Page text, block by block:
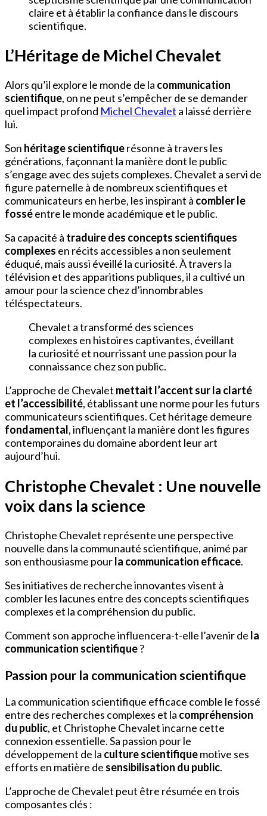
claire et à établir la confiance dans le discours
scientifique.
L’Héritage de Michel Chevalet
Alors qu’il explore le monde de la communication
scientifique, on ne peut s’empêcher de se demander
quel impact profond Michel Chevalet a laissé derrière
lui.
Son héritage scientifiquerésonne à travers les
générations, façonnant la manière dont le public
s’engage avec des sujets complexes. Chevalet a servi de
figure paternelle à de nombreux scientifiques et
communicateurs en herbe, les inspirant à combler le
fosséentre le monde académique et le public.
Sa capacité à traduire des concepts scientifiques
complexes en récits accessibles a non seulement
éduqué, mais aussi éveillé la curiosité. À travers la
télévision et des apparitions publiques, il a cultivé un
amour pour la science chez d’innombrables
téléspectateurs.
Chevalet a transformé des sciences
complexes en histoires captivantes, éveillant
la curiosité et nourrissant une passion pour la
connaissance chez son public.
L’approche de Chevalet mettait l’accent sur la clarté
et l’accessibilité, établissant une norme pour les futurs
communicateurs scientifiques. Cet héritage demeure
fondamental, influençant la manière dont les figures
contemporaines du domaine abordent leur art
aujourd’hui.
Christophe Chevalet : Une nouvelle
voix dans la science
Christophe Chevalet représente une perspective
nouvelle dans la communauté scientifique, animé par
son enthousiasme pourla communication efficace.
Ses initiatives de recherche innovantes visent à
combler les lacunes entre des concepts scientifiques
complexes et la compréhension du public.
Comment son approche influencera-t-elle l’avenir de la
communication scientifique?
Passion pour la communication scientifique
La communication scientifique efficace comble le fossé
entre des recherches complexes et la compréhension
du public, et Christophe Chevalet incarne cette
connexion essentielle. Sa passion pour le
développement de la culture scientifiquemotive ses
efforts en matière de sensibilisation du public.
L’approche de Chevalet peut être résumée en trois
composantes clés :